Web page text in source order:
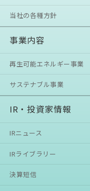
当社の各種方針
事業内容
再生可能エネルギー事業
サステナブル事業
IR・投資家情報
IRニュース
IRライブラリー
決算短信